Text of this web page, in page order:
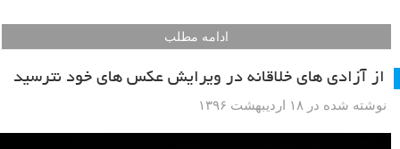
ادامه مطلب
از آزادی های خلاقانه در ویرایش عکس های خود نترسید
نوشته شده در ۱۸ اردیبهشت ۱۳۹۶